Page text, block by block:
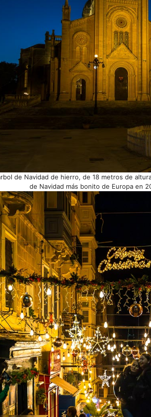
de Navidad de hierro, de 18 metros de
de Navidad más bonito de Europa en